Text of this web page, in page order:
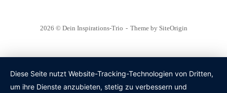
2026 © Dein Inspirations-Trio Theme by SiteOrigin
Diese Seite nutzt Website-Tracking-Technologien von Dritten,
um ihre Dienste anzubieten, stetig zu verbessern und